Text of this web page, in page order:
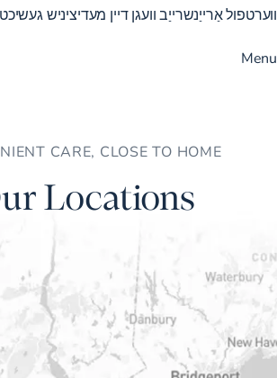
ווערטפול אַרייַנשרייַב וועגן דיין מעדיציניש
Menu
CARE, CLOSE TO HOME
Locations